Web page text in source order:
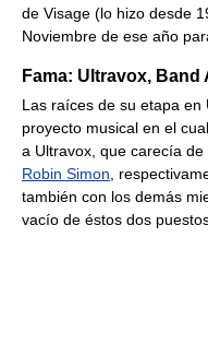
de Visage (lo hizo desde
Noviembre de ese año
Fama: Ultravox,
Las raíces de su etapa en
proyecto musical en el
a Ultravox, que carecía
Robin Simon ,
también con los demás
vacío de éstos dos